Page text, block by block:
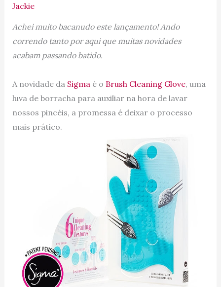
Jackie
Achei muito bacanudo este lançamento! Ando
correndo tanto por aqui que muitas novidades
acabam passando batido.
A novidade da Sigma é o Brush Cleaning Glove, uma
luva de borracha para auxiliar na hora de lavar
nossos pincéis, a promessa é deixar o processo
mais prático.